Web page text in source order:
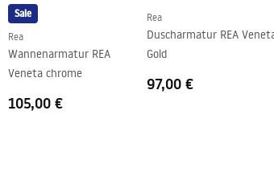
Sale
Rea
Wannenarmatur REA
Veneta chrome
105,00 €
Rea
Duscharmatur REA
Gold
97,00 €